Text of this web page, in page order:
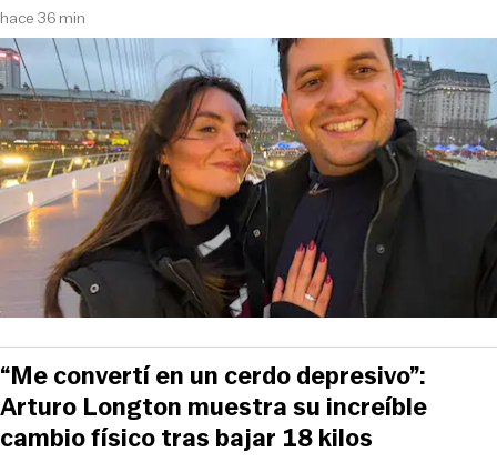
hace 36 min
“Me convertí en un cerdo depresivo”:
Arturo Longton muestra su increíble
cambio físico tras bajar 18 kilos